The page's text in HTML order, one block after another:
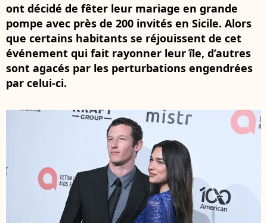
ont décidé de fêter leur mariage en grande
pompe avec près de 200 invités en Sicile. Alors
que certains habitants se réjouissent de cet
événement qui fait rayonner leur île, d’autres
sont agacés par les perturbations engendrées
par celui-ci.